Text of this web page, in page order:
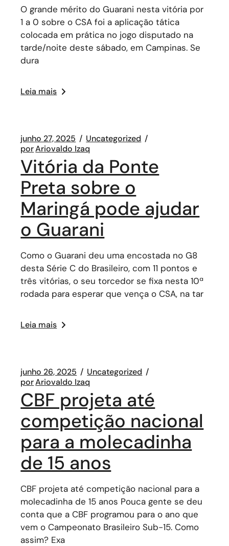
O grande mérito do Guarani nesta vitória por
1 a 0 sobre o CSA foi a aplicação tática
colocada em prática no jogo disputado na
tarde/noite deste sábado, em Campinas. Se
dura
Leia mais
junho 27, 2025
Uncategorized
porAriovaldo Izaq
Vitória da Ponte
Preta sobre o
Maringá pode ajudar
o Guarani
Como o Guarani deu uma encostada no G8
desta Série C do Brasileiro, com 11 pontos e
três vitórias, o seu torcedor se fixa nesta 10ª
rodada para esperar que vença o CSA, na tar
Leia mais
junho 26, 2025
Uncategorized
porAriovaldo Izaq
CBF projeta até
competição nacional
para a molecadinha
de 15 anos
CBF projeta até competição nacional para a
molecadinha de 15 anos Pouca gente se deu
conta que a CBF programou para o ano que
vem o Campeonato Brasileiro Sub-15. Como
assim? Exa